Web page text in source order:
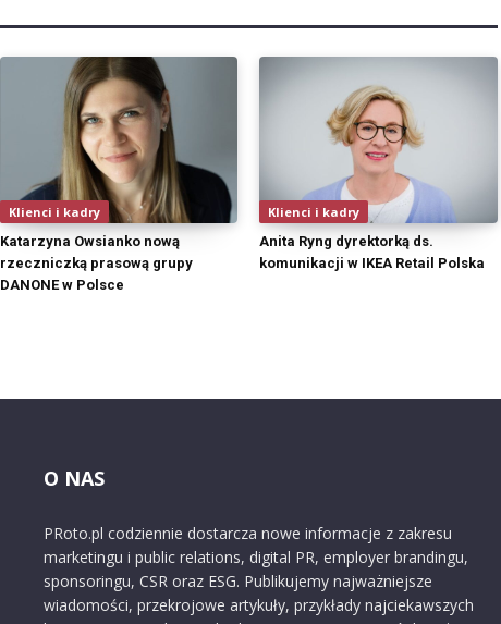
Klienci i kadry
Katarzyna Owsianko nową
rzeczniczką prasową grupy
DANONE w Polsce
Klienci i kadry
Anita Ryng dyrektorką ds.
komunikacji w IKEA Retail Polska
O NAS
PRoto.pl codziennie dostarcza nowe informacje z zakresu
marketingu i public relations, digital PR, employer brandingu,
sponsoringu, CSR oraz ESG. Publikujemy najważniejsze
wiadomości, przekrojowe artykuły, przykłady najciekawszych